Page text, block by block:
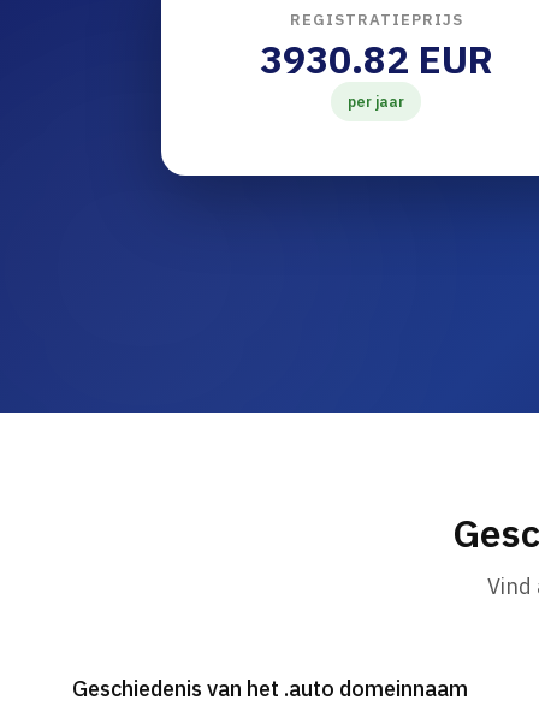
REGISTRATIEPRIJS
3930.82 EUR
per jaar
Vind
Geschiedenis van het .auto domeinnaam